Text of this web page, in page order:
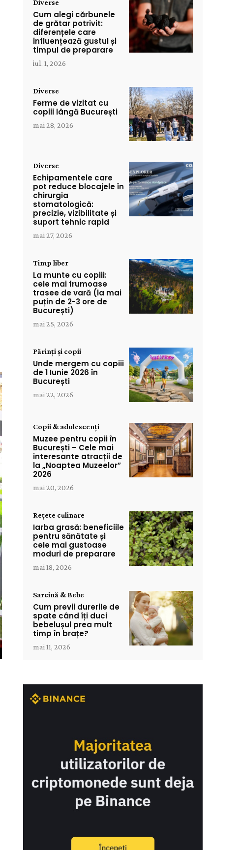
Diverse
Cum alegi cărbunele
de grătar potrivit:
diferențele care
influențează gustul și
timpul de preparare
iul. 1, 2026
Diverse
Ferme de vizitat cu
copiii lângă București
mai 28, 2026
Diverse
Echipamentele care
pot reduce blocajele în
chirurgia
stomatologică:
precizie, vizibilitate și
suport tehnic rapid
mai 27, 2026
Timp liber
La munte cu copiii:
cele mai frumoase
trasee de vară (la mai
puțin de 2-3 ore de
București)
mai 25, 2026
Părinți și copii
Unde mergem cu copiii
de 1 Iunie 2026 în
București
mai 22, 2026
Copii & adolescenți
Muzee pentru copii în
București – Cele mai
interesante atracții de
la „Noaptea Muzeelor”
2026
mai 20, 2026
Rețete culinare
Iarba grasă: beneficiile
pentru sănătate și
cele mai gustoase
moduri de preparare
mai 18, 2026
Sarcină & Bebe
Cum previi durerile de
spate când îți duci
bebelușul prea mult
timp în brațe?
mai 11, 2026